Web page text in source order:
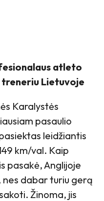
atleto
Lietuvoje
Karalystės
pasaulio
leidžiantis
km/val. Kaip
pasakė, Anglijoje
dabar turiu gerą
Žinoma, jis